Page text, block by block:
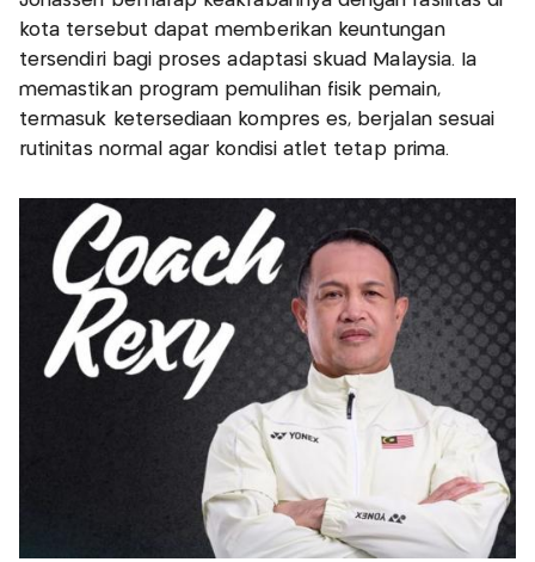
kota tersebut dapat memberikan keuntungan
tersendiri bagi proses adaptasi skuad Malaysia. Ia
memastikan program pemulihan fisik pemain,
termasuk ketersediaan kompres es, berjalan sesuai
rutinitas normal agar kondisi atlet tetap prima.